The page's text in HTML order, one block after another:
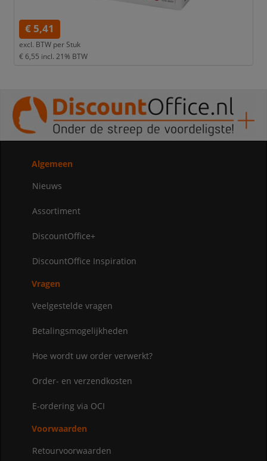
€ 5,41
excl. BTW per Stuk
€ 6,55 incl. 21% BTW
Algemeen
Nieuws
Assortiment
DiscountOffice+
DiscountOffice Inspiration
Vragen
Veelgestelde vragen
Betalingsmogelijkheden
Hoe wordt uw order verwerkt?
Order- en verzendkosten
E-ordering via OCI
Voorwaarden
Retourvoorwaarden